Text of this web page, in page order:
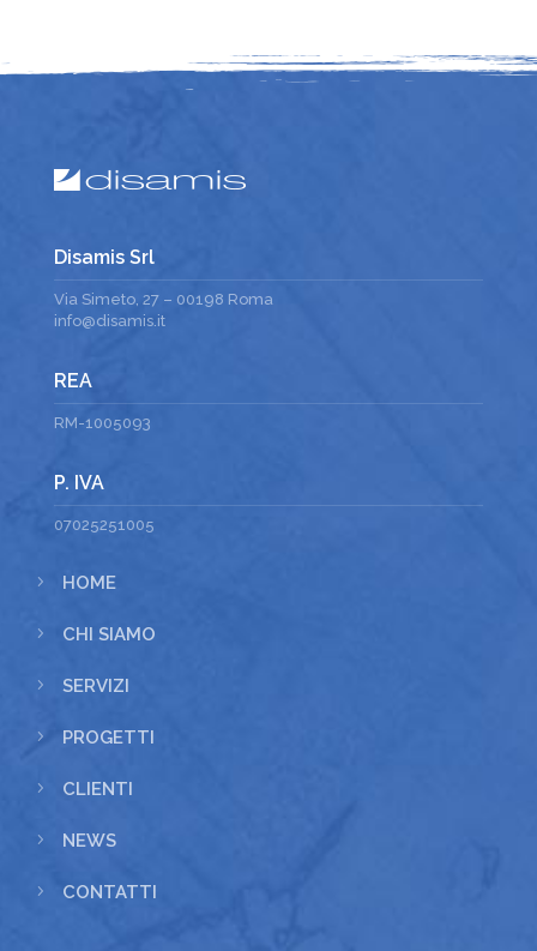
Disamis Srl
Via Simeto, 27 – 00198 Roma
info@disamis.it
REA
RM-1005093
P. IVA
07025251005
5 HOME
5 CHI SIAMO
5 SERVIZI
5 PROGETTI
5 CLIENTI
5 NEWS
5 CONTATTI